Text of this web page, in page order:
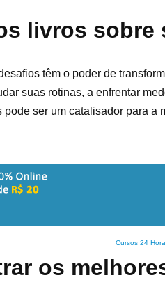
livros sobre
têm o poder de
suas rotinas, a enfrentar
pode ser um catalisador para
Cursos 24
os